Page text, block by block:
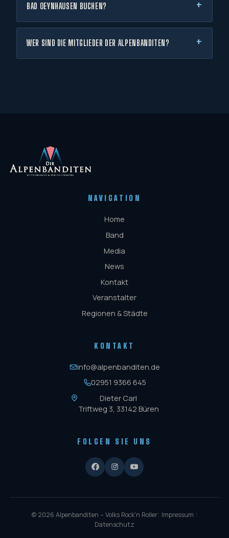
BAD OEYNHAUSEN BUCHEN?
WER SIND DIE MITGLIEDER DER ALPENBANDITEN?
NAVIGATION
Home
Band
Media
News
Kontakt
Veranstalter
Regionen & Städte
KONTAKT
info@alpenbanditen.de
02951 9366 645
Dieter Carl
Triftweg 3, 33142 Büren
FOLGEN SIE UNS
© 2026 Alpenbanditen – Volks Rock'n Roller| Impressum |
Datenschutz